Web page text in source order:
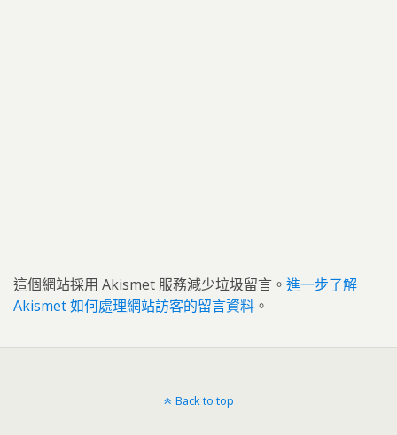
這個網站採用 Akismet 服務減少垃圾留言。 進一步了解
Akismet 如何處理網站訪客的留言資料 。
Back to top